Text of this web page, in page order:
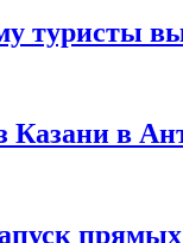
туристы
Казани в